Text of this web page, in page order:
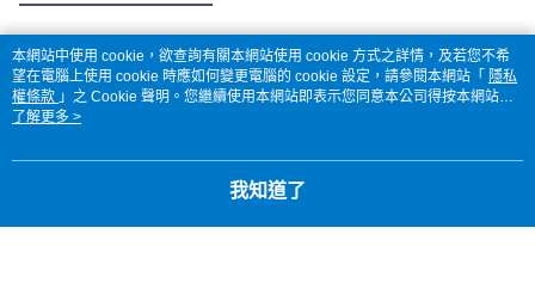
熱門標籤
本網站中使用 cookie，欲查詢有關本網站使用 cookie 方式之詳情，及若您不希
望在電腦上使用 cookie 時應如何變更電腦的 cookie 設定，請參閱本網站「 隱私
權條款 」之 Cookie 聲明。您繼續使用本網站即表示您同意本公司得按本網站使
用條款之 Cookie 聲明使用 cookie。
了解更多 >
我知道了